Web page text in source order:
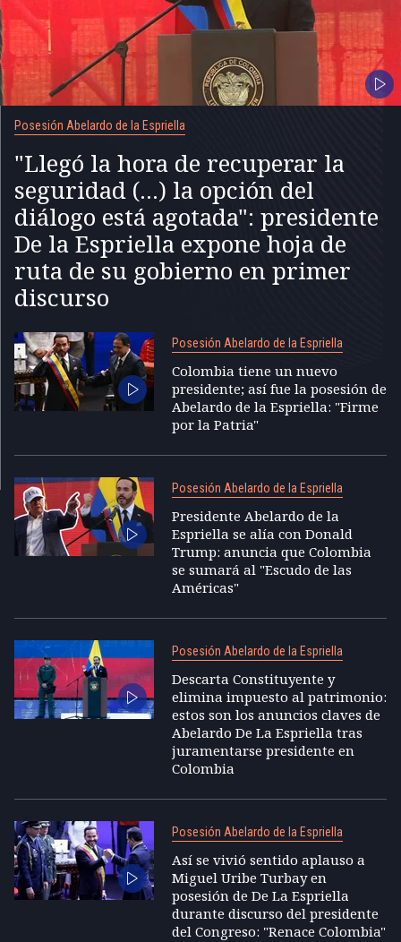
Posesión Abelardo de la Espriella
"Llegó la hora de recuperar la
seguridad (...) la opción del
diálogo está agotada": presidente
De la Espriella expone hoja de
ruta de su gobierno en primer
discurso
Posesión Abelardo de la Espriella
Colombia tiene un nuevo
presidente; así fue la posesión de
Abelardo de la Espriella: "Firme
por la Patria"
Posesión Abelardo de la Espriella
Presidente Abelardo de la
Espriella se alía con Donald
Trump: anuncia que Colombia
se sumará al "Escudo de las
Américas"
Posesión Abelardo de la Espriella
Descarta Constituyente y
elimina impuesto al patrimonio:
estos son los anuncios claves de
Abelardo De La Espriella tras
juramentarse presidente en
Colombia
Posesión Abelardo de la Espriella
Así se vivió sentido aplauso a
Miguel Uribe Turbay en
posesión de De La Espriella
durante discurso del presidente
del Congreso: "Renace Colombia"